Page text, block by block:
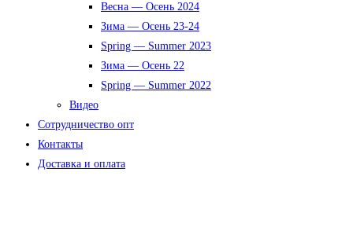
Весна — Осень 2024
Зима — Осень 23-24
Spring — Summer 2023
Зима — Осень 22
Spring — Summer 2022
Видео
Сотрудничество опт
Контакты
Доставка и оплата